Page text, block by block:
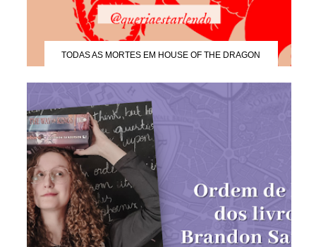
TODAS AS MORTES EM HOUSE OF THE DRAGON